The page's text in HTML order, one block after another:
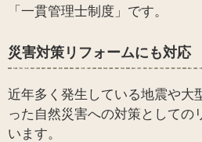
「一貫管理士制度」です。
災害対策リフォームにも対応
近年多く発生している地震や大
った自然災害への対策としての
います。